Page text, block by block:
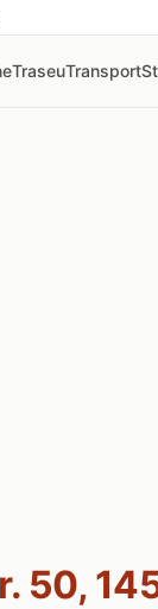
TraseuTransport
50,